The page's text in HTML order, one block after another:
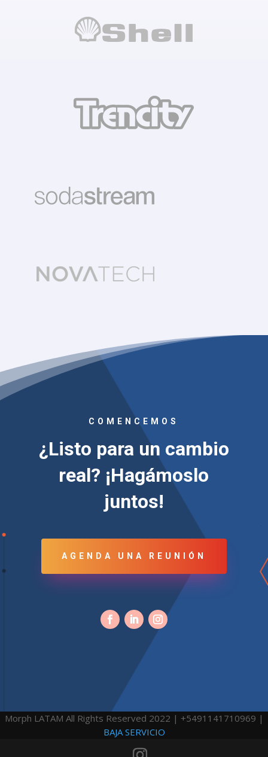
COMENCEMOS
¿Listo para un cambio
real? ¡Hagámoslo
juntos!
AGENDA UNA REUNIÓN
Morph LATAM All Rights Reserved 2022 | +5491141710969 |
BAJA SERVICIO